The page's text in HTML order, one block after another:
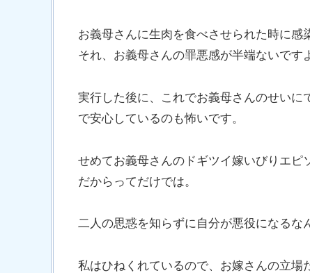
お義母さんに生肉を食べさせられた時に感
それ、お義母さんの罪悪感が半端ないです
実行した後に、これでお義母さんのせいに
で安心しているのも怖いです。
せめてお義母さんのドギツイ嫁いびりエピ
だからってだけでは。
二人の思惑を知らずに自分が悪役になるな
私はひねくれているので、お嫁さんの立